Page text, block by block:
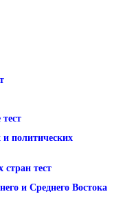
и политических
тест
и Среднего Востока